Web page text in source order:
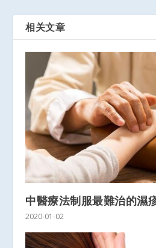
相关文章
中醫療法制服最難治的濕
2020-01-02